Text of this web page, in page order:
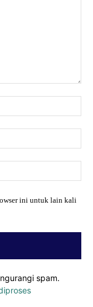
ini untuk lain kali
spam.